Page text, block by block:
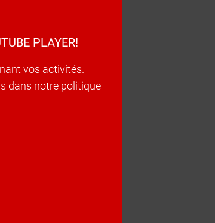
PLAYER!
vos activités.
dans notre politique